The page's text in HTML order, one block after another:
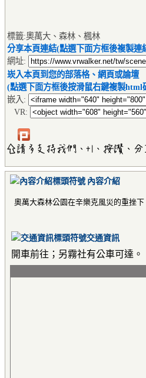
標籤:奧萬大、森林、楓林
分享本頁連結(點選下面方框後複製連
網址:
崁入本頁到您的部落格、網頁或論壇
(點選下面方框後按滑鼠右鍵複製html
嵌入:
VR:
內容介紹
奧萬大森林公園在辛樂克風災的重挫
交通資訊
開車前往；另霧社有公車可達。